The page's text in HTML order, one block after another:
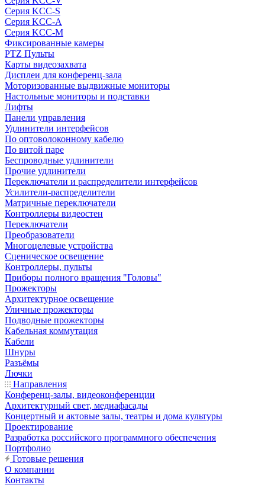
Серия KCC-S
Серия KCC-A
Серия KCC-M
Фиксированные камеры
PTZ Пульты
Карты видеозахвата
Дисплеи для конференц-зала
Моторизованные выдвижные мониторы
Настольные мониторы и подставки
Лифты
Панели управления
Удлинители интерфейсов
По оптоволоконному кабелю
По витой паре
Беспроводные удлинители
Прочие удлинители
Переключатели и распределители интерфейсов
Усилители-распределители
Матричные переключатели
Контроллеры видеостен
Переключатели
Преобразователи
Многоцелевые устройства
Сценическое освещение
Контроллеры, пульты
Приборы полного вращения "Головы"
Прожекторы
Архитектурное освещение
Уличные прожекторы
Подводные прожекторы
Кабельная коммутация
Кабели
Шнуры
Разъёмы
Лючки
Направления
Конференц-залы, видеоконференции
Архитектурный свет, медиафасады
Концертный и актовые залы, театры и дома культуры
Проектирование
Разработка российского программного обеспечения
Портфолио
Готовые решения
О компании
Контакты